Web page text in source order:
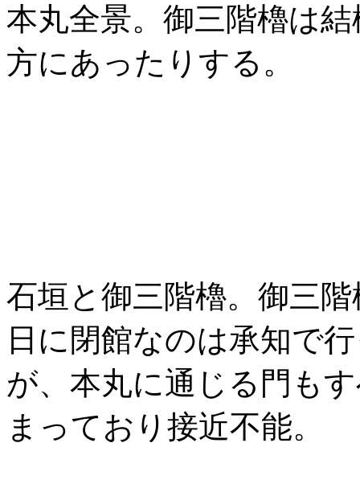
本丸全景。御三階櫓は
方にあったりする。
石垣と御三階櫓。御三
日に閉館なのは承知で
が、本丸に通じる門も
まっており接近不能。